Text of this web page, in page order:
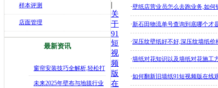
样本评测
店面管理
最新资讯
窗帘安装技巧全解析,轻松打
造舒适
未来2025年壁布与地毯行业
·壁纸店营业员怎么去跑业务,如何
·新石田物流单号查询到底哪个才是
·深压纹壁纸好不好,深压纹墙纸价
·墙纸对花知识以及墙纸对花施工方
·如何翻新旧墙纸91短视频版在线
|
关
于
91
短
视
频
版
在